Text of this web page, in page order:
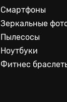
Смартфоны
Зеркальные
Пылесосы
Ноутбуки
Фитнес